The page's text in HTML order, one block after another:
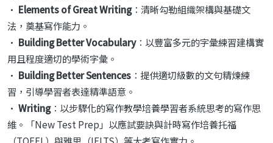
• Elements of Great Writing：清晰勾勒組織架構與基礎文
法，奠基寫作能力。
• Building Better Vocabulary：以豐富多元的字彙練習建構實
用且程度適切的學術字彙。
• Building Better Sentences ：提供適切級數的文句精煉練
習，引導學習者表達精準語意。
• Writing：以步驟化的寫作教學培養學習者系統思考的寫作思
維。「New Test Prep」以應試要訣與計時寫作培養托福